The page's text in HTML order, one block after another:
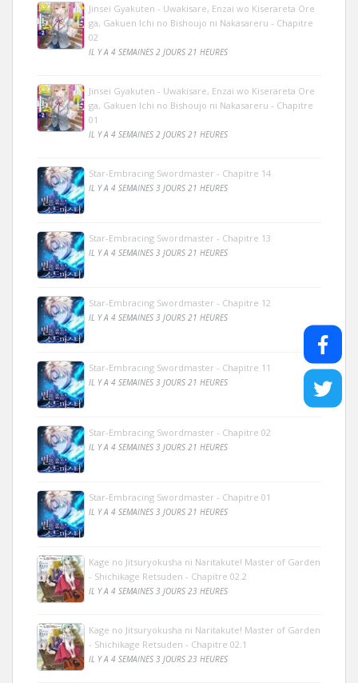
Jinsei Gyakuten - Uwakisare, Enzai wo Kiserareta Ore
ga, Gakuen Ichi no Bishoujo ni Nakasareru - Chapitre
02
IL Y A 4 SEMAINES 2 JOURS 21 HEURES
Jinsei Gyakuten - Uwakisare, Enzai wo Kiserareta Ore
ga, Gakuen Ichi no Bishoujo ni Nakasareru - Chapitre
01
IL Y A 4 SEMAINES 2 JOURS 21 HEURES
Star-Embracing Swordmaster - Chapitre 14
IL Y A 4 SEMAINES 3 JOURS 21 HEURES
Star-Embracing Swordmaster - Chapitre 13
IL Y A 4 SEMAINES 3 JOURS 21 HEURES
Star-Embracing Swordmaster - Chapitre 12
IL Y A 4 SEMAINES 3 JOURS 21 HEURES
Star-Embracing Swordmaster - Chapitre 11
IL Y A 4 SEMAINES 3 JOURS 21 HEURES
Star-Embracing Swordmaster - Chapitre 02
IL Y A 4 SEMAINES 3 JOURS 21 HEURES
Star-Embracing Swordmaster - Chapitre 01
IL Y A 4 SEMAINES 3 JOURS 21 HEURES
Kage no Jitsuryokusha ni Naritakute! Master of Garden
- Shichikage Retsuden - Chapitre 02.2
IL Y A 4 SEMAINES 3 JOURS 23 HEURES
Kage no Jitsuryokusha ni Naritakute! Master of Garden
- Shichikage Retsuden - Chapitre 02.1
IL Y A 4 SEMAINES 3 JOURS 23 HEURES